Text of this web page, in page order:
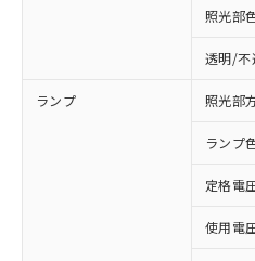
照光部
透明/不
ランプ 照光部
ランプ
定格電
使用電
ご利用条件
以下の条件をお読み
対応済み：EU
非含有に対応した製
対応予定：EU RoHS
有に対応した製品に
対応予定なし：EU
非含有に非対応の商